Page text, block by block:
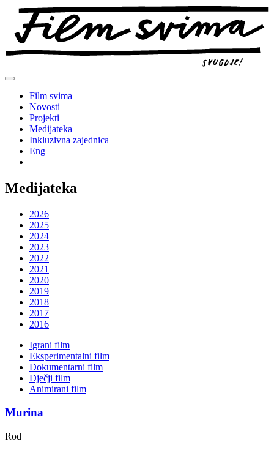
Preskoči
sadržaj
Film svima
Novosti
Projekti
Medijateka
Inkluzivna zajednica
Eng
Medijateka
2026
2025
2024
2023
2022
2021
2020
2019
2018
2017
2016
Igrani film
Eksperimentalni film
Dokumentarni film
Dječji film
Animirani film
Murina
Rod